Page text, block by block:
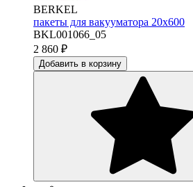
BERKEL
пакеты для вакууматора 20х600
BKL001066_05
2 860 ₽
Добавить в корзину